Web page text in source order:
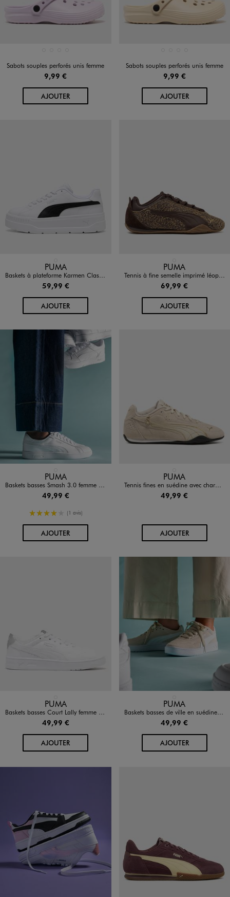
Sabots souples perforés unis femme
9,99 €
AJOUTERAU PANIER
Sabots souples perforés unis femme
9,99 €
AJOUTERAU PANIER
Disponible en 1 coloris
PUMA
Baskets à plateforme Karmen Classic femme - Puma
59,99 €
AJOUTERAU PANIER
Disponible en 1 coloris
PUMA
Tennis à fine semelle imprimé léopard femme - Puma
69,99 €
AJOUTERAU PANIER
Disponible en 1 coloris
PUMA
Baskets basses Smash 3.0 femme - Puma
49,99 €
4/5 de moyenne
(1 avis)
AJOUTERAU PANIER
Disponible en 1 coloris
PUMA
Tennis fines en suédine avec charms femme - Puma
49,99 €
AJOUTERAU PANIER
Disponible en 1 coloris
PUMA
Baskets basses Court Lally femme - Puma
49,99 €
AJOUTERAU PANIER
Disponible en 1 coloris
PUMA
Baskets basses de ville en suédine femme - Puma
49,99 €
AJOUTERAU PANIER